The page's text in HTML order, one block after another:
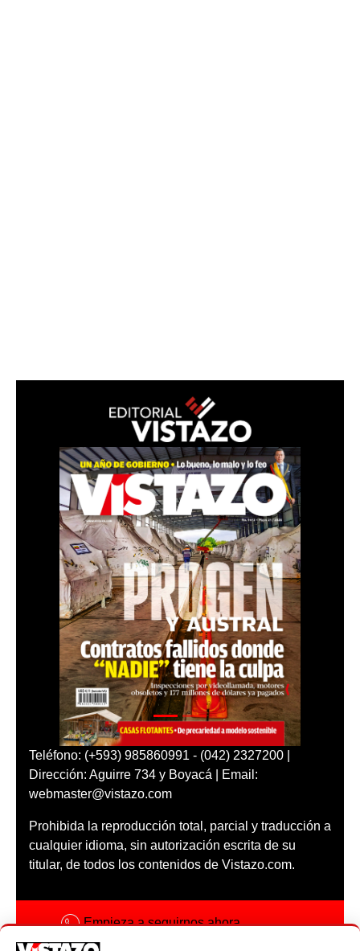
Teléfono: (+593) 985860991 - (042) 2327200 |
Dirección: Aguirre 734 y Boyacá | Email:
webmaster@vistazo.com
Prohibida la reproducción total, parcial y traducción a
cualquier idioma, sin autorización escrita de su
titular, de todos los contenidos de Vistazo.com.
Empieza a seguirnos ahora